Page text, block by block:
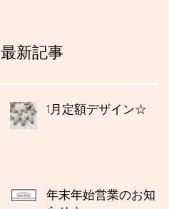
最新記事
1月定額デザイン☆
年末年始営業のお知